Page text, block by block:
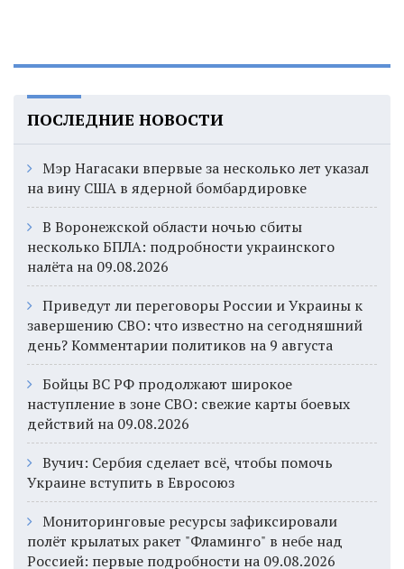
ПОСЛЕДНИЕ НОВОСТИ
Мэр Нагасаки впервые за несколько лет указал
на вину США в ядерной бомбардировке
В Воронежской области ночью сбиты
несколько БПЛА: подробности украинского
налёта на 09.08.2026
Приведут ли переговоры России и Украины к
завершению СВО: что известно на сегодняшний
день? Комментарии политиков на 9 августа
Бойцы ВС РФ продолжают широкое
наступление в зоне СВО: свежие карты боевых
действий на 09.08.2026
Вучич: Сербия сделает всё, чтобы помочь
Украине вступить в Евросоюз
Мониторинговые ресурсы зафиксировали
полёт крылатых ракет "Фламинго" в небе над
Россией: первые подробности на 09.08.2026